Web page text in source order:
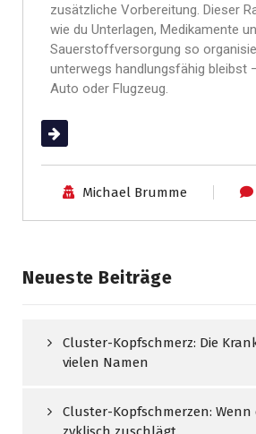
zusätzliche Vorbereitung. Dieser
wie du Unterlagen, Medikamente
Sauerstoffversorgung so
unterwegs handlungsfähig bleibst
Auto oder Flugzeug.
(mehr …)
Michael Brumme
Neueste Beiträge
Cluster-Kopfschmerz: Die
vielen Namen
Cluster-Kopfschmerzen: Wenn